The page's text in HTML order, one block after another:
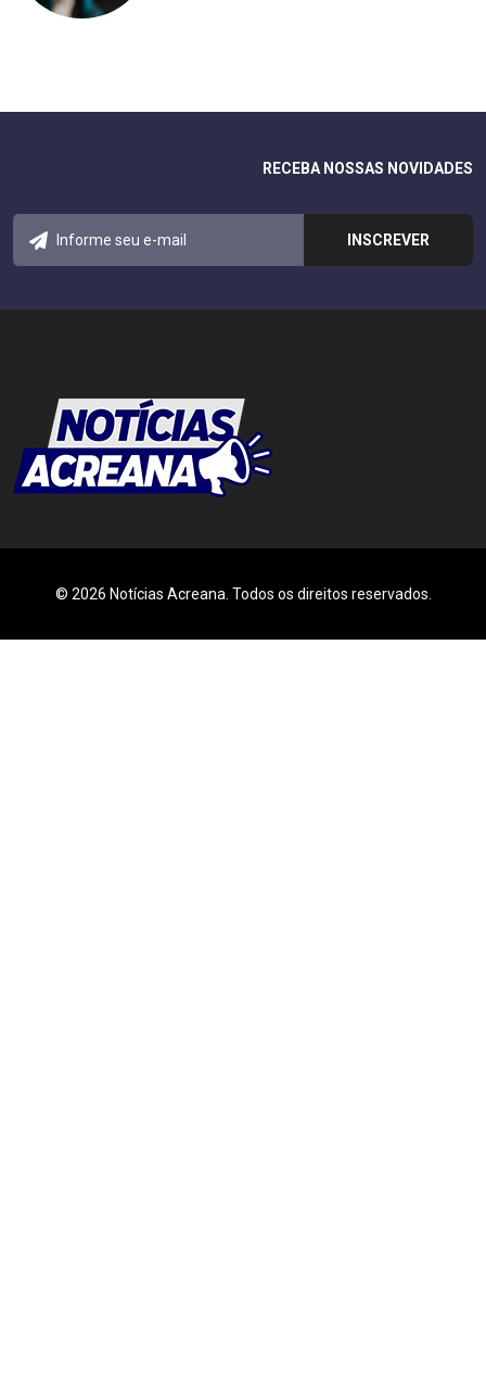
RECEBA NOSSAS NOVIDADES
© 2026 Notícias Acreana. Todos os direitos reservados.